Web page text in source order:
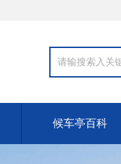
候车亭百科